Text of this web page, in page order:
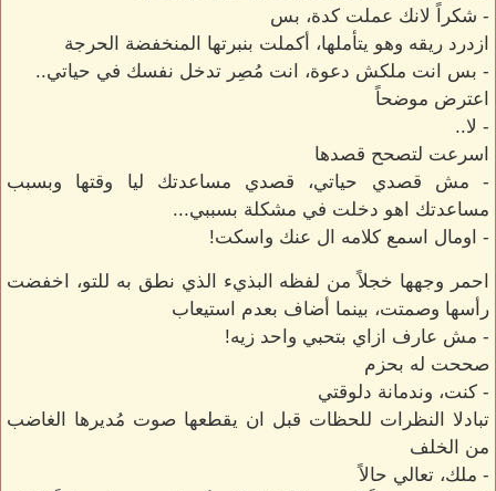
- شكراً لانك عملت كدة، بس
ازدرد ريقه وهو يتأملها، أكملت بنبرتها المنخفضة الحرجة
- بس انت ملكش دعوة، انت مُصِر تدخل نفسك في حياتي..
اعترض موضحاً
- لا..
اسرعت لتصحح قصدها
- مش قصدي حياتي، قصدي مساعدتك ليا وقتها وبسبب
مساعدتك اهو دخلت في مشكلة بسببي...
- اومال اسمع كلامه ال عنك واسكت!
احمر وجهها خجلاً من لفظه البذيء الذي نطق به للتو، اخفضت
رأسها وصمتت، بينما أضاف بعدم استيعاب
- مش عارف ازاي بتحبي واحد زيه!
صححت له بحزم
- كنت، وندمانة دلوقتي
تبادلا النظرات للحظات قبل ان يقطعها صوت مُديرها الغاضب
من الخلف
- ملك، تعالي حالاً